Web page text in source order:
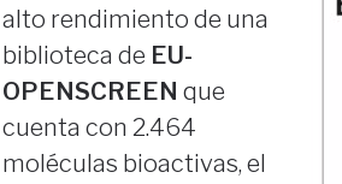
alto rendimiento de una
biblioteca de EU-
OPENSCREEN que
cuenta con 2.464
moléculas bioactivas, el